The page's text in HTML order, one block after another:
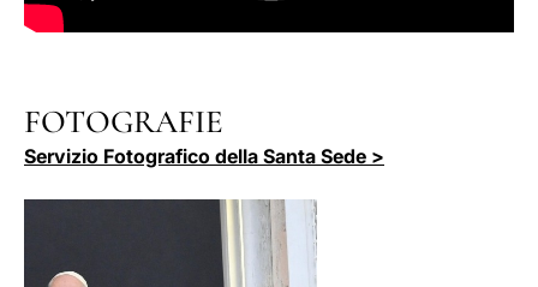
FOTOGRAFIE
Servizio Fotografico della Santa Sede >